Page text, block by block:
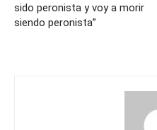
sido peronista y voy a morir
siendo peronista”